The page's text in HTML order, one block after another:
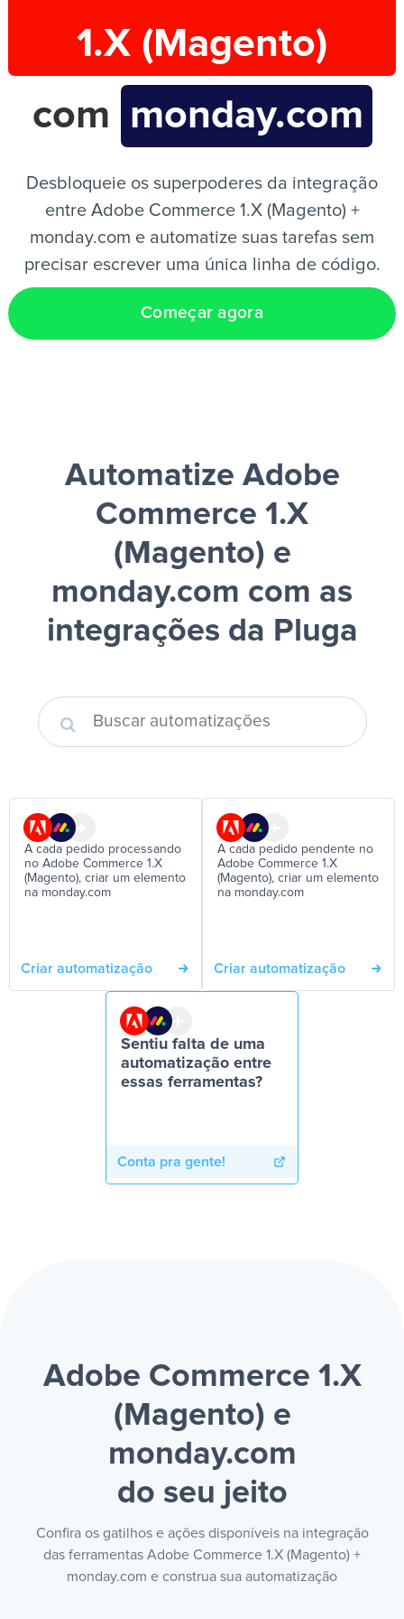
PT
1.X (Magento)
com monday.com
Desbloqueie os superpoderes da integração
entre Adobe Commerce 1.X (Magento) +
monday.com e automatize suas tarefas sem
precisar escrever uma única linha de código.
Começar agora
Automatize Adobe
Commerce 1.X
(Magento) e
monday.com com as
integrações da Pluga
A cada pedido processando
no Adobe Commerce 1.X
(Magento), criar um elemento
na monday.com
Criar automatização
A cada pedido pendente no
Adobe Commerce 1.X
(Magento), criar um elemento
na monday.com
Criar automatização
Sentiu falta de uma
automatização entre
essas ferramentas?
Conta pra gente!
Adobe Commerce 1.X
(Magento) e
monday.com
do seu jeito
Confira os gatilhos e ações disponíveis na integração
das ferramentas Adobe Commerce 1.X (Magento) +
monday.com e construa sua automatização